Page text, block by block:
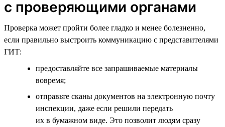
с проверяющими органами
Проверка может пройти более гладко и менее болезненно,
если правильно выстроить коммуникацию с представителями
ГИТ:
предоставляйте все запрашиваемые материалы
вовремя;
отправьте сканы документов на электронную почту
инспекции, даже если решили передать
их в бумажном виде. Это позволит людям сразу